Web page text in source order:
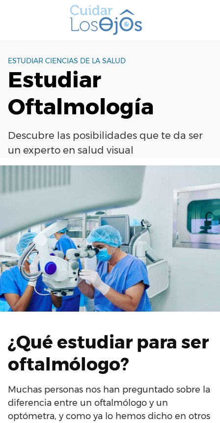
o
ESTUDIAR CIENCIAS DE LA SALUD
Estudiar
Oftalmología
Descubre las posibilidades que te da ser
un experto en salud visual
¿Qué estudiar para ser
oftalmólogo?
Muchas personas nos han preguntado sobre la
diferencia entre un oftalmólogo y un
optómetra, y como ya lo hemos dicho en otros